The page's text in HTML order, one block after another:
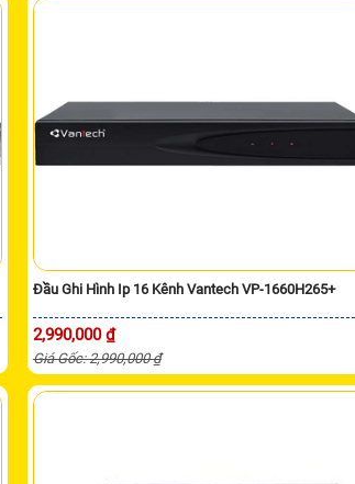
Đầu Ghi Hình Ip 16 Kênh Vantech VP-1660H265+
2,990,000 ₫
Giá Gốc: 2,990,000 ₫